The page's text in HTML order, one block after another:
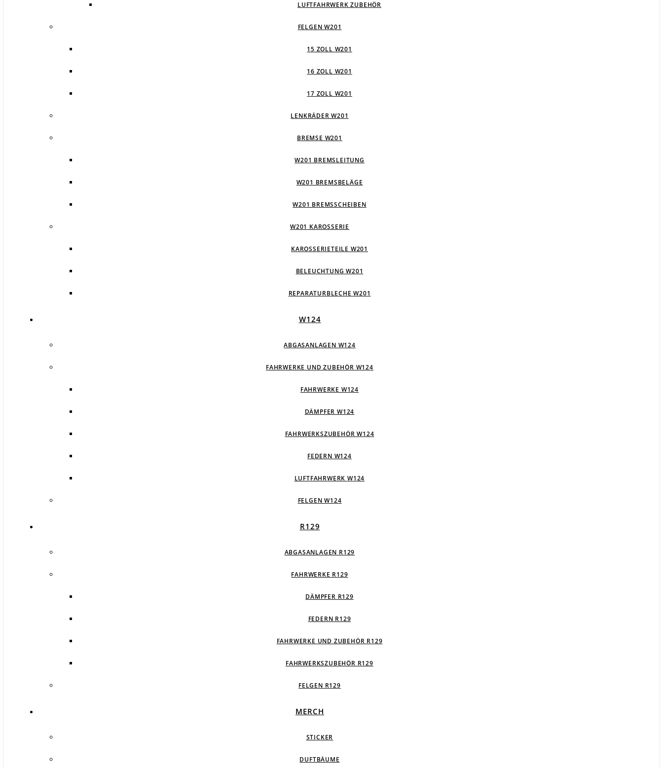
LUFTFAHRWERK ZUBEHÖR
FELGEN W201
15 ZOLL W201
16 ZOLL W201
17 ZOLL W201
LENKRÄDER W201
BREMSE W201
W201 BREMSLEITUNG
W201 BREMSBELÄGE
W201 BREMSSCHEIBEN
W201 KAROSSERIE
KAROSSERIETEILE W201
BELEUCHTUNG W201
REPARATURBLECHE W201
W124
ABGASANLAGEN W124
FAHRWERKE UND ZUBEHÖR W124
FAHRWERKE W124
DÄMPFER W124
FAHRWERKSZUBEHÖR W124
FEDERN W124
LUFTFAHRWERK W124
FELGEN W124
R129
ABGASANLAGEN R129
FAHRWERKE R129
DÄMPFER R129
FEDERN R129
FAHRWERKE UND ZUBEHÖR R129
FAHRWERKSZUBEHÖR R129
FELGEN R129
MERCH
STICKER
DUFTBÄUME